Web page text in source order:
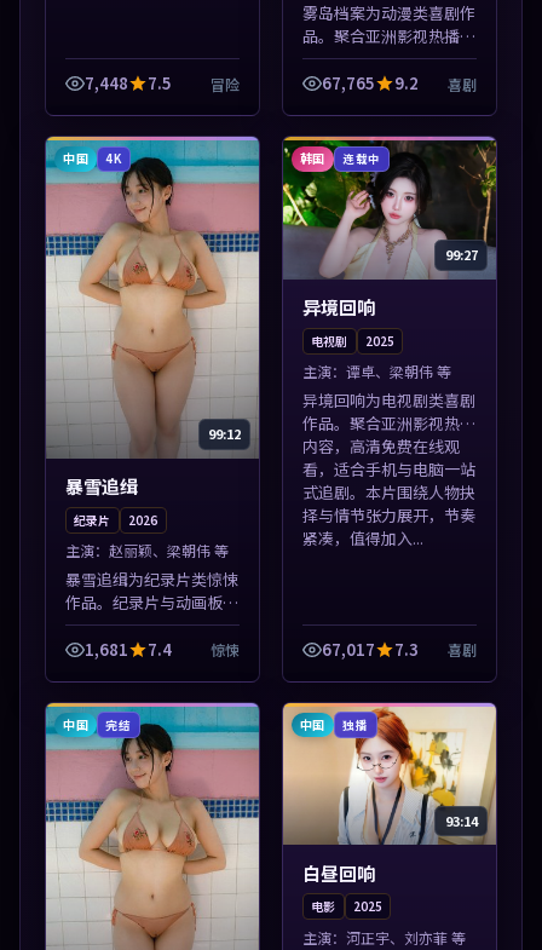
7,448 7.5 冒险
雾岛档案为动漫类喜剧作
品。聚合亚洲影视热播内
容，高清免费在线观看，
适合手机与电脑一站式追
凑，值得加入片...
67,765 9.2 喜剧
中国 4K
99:12
暴雪追缉
纪录片 2026
主演： 赵丽颖、梁朝伟 等
暴雪追缉为纪录片类惊悚
作品。纪录片与动画板块
同步更新，亚洲影视一站
式导览，支持关键词检索
凑，值得加入...
1,681 7.4 惊悚
韩国 连载中
99:27
异境回响
电视剧 2025
主演： 谭卓、梁朝伟 等
异境回响为电视剧类喜剧
作品。聚合亚洲影视热播
内容，高清免费在线观
看，适合手机与电脑一站
式追剧。本片围绕人物抉
择与情节张力展开，节奏
紧凑，值得加入...
67,017 7.3 喜剧
中国 完结 中国 独播
93:14
白昼回响
电影 2025
主演： 河正宇、刘亦菲 等